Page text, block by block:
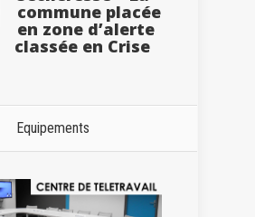
commune placée
en zone d’alerte
classée en Crise
Equipements